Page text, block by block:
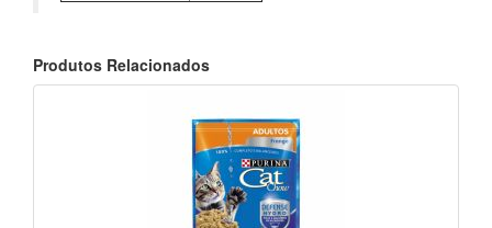
Produtos Relacionados